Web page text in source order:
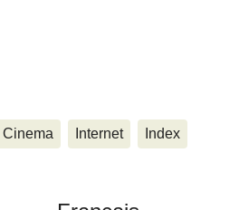
Cinema Internet Index